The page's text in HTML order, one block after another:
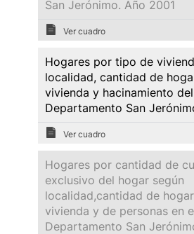
San Jerónimo. Año 2001
Ver cuadro
Hogares por tipo de
localidad, cantidad de
vivienda y hacinamiento
Departamento San
Ver cuadro
Hogares por cantidad de
exclusivo del hogar según
localidad,cantidad de
vivienda y de personas en
Departamento San